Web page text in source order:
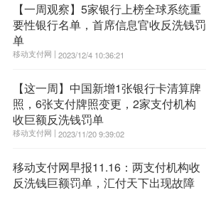
【一周观察】5家银行上榜全球系统重
要性银行名单，首席信息官收反洗钱罚
单
移动支付网 | 2023/12/4 10:36:21
【这一周】中国新增1张银行卡清算牌
照，6张支付牌照变更，2家支付机构
收巨额反洗钱罚单
移动支付网 | 2023/11/20 9:39:02
移动支付网早报11.16：两支付机构收
反洗钱巨额罚单，汇付天下出现故障